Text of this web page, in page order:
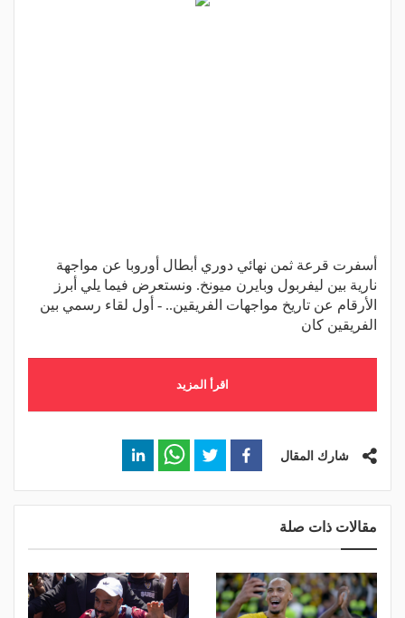
أسفرت قرعة ثمن نهائي دوري أبطال أوروبا عن مواجهة
نارية بين ليفربول وبايرن ميونخ. ونستعرض فيما يلي أبرز
الأرقام عن تاريخ مواجهات الفريقين.. - أول لقاء رسمي بين
الفريقين كان
اقرأ المزيد
شارك المقال
مقالات ذات صلة